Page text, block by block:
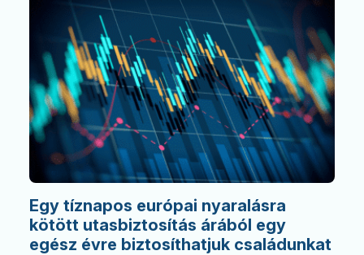
Egy tíznapos európai nyaralásra
kötött utasbiztosítás árából egy
egész évre biztosíthatjuk családunkat